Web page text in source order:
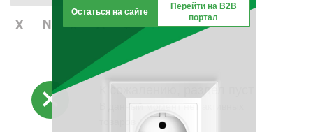
К сожалению, раздел пуст
В данный момент нет активных
Остаться на сайте
Перейти на B2B
портал